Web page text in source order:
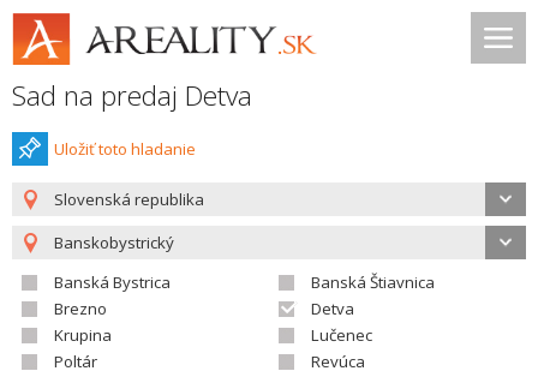
Sad na predaj Detva
Uložiť toto hladanie
Slovenská republika
Banskobystrický
Banská Bystrica
Banská Štiavnica
Brezno
Detva
Krupina
Lučenec
Poltár
Revúca